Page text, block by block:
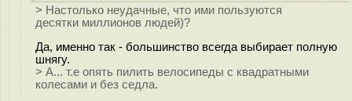
> Настолько неудачные, что ими пользуются
десятки миллионов людей)?
Да, именно так - большинство всегда выбирает полную
шнягу.
> А... т.е опять пилить велосипеды с квадратными
колесами и без седла.